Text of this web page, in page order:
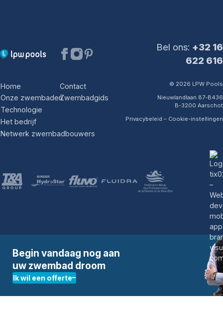
Bel ons: +32 16
622 616
Home
Onze zwembaden
Technologie
Het bedrijf
Netwerk zwembadbouwers
Contact
Zwembadgids
© 2026 LPW Pools
Nieuwlandlaan 87-B436
B-3200 Aarschot
Privacybeleid – Cookie-instellingen
Begin vandaag nog aan
uw zwembad droom
Ik wil een offerte